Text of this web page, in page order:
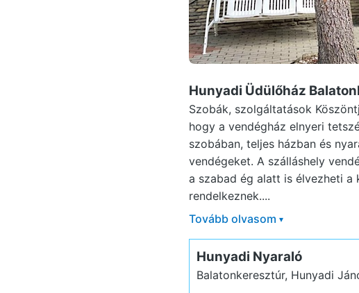
Hunyadi Üdülőház
Szobák, szolgáltatások
hogy a vendégház elnyeri
szobában, teljes házban és
vendégeket. A szálláshely
a szabad ég alatt is élvezheti a
rendelkeznek....
Tovább olvasom ▾
Hunyadi Nyaraló
Balatonkeresztúr, Hunyadi